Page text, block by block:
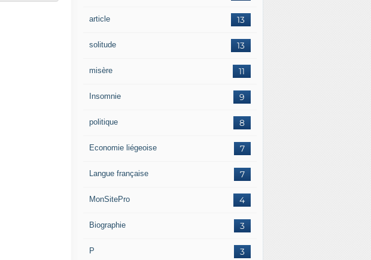
13
article
13
solitude
11
misère
9
Insomnie
8
politique
7
Economie liégeoise
7
Langue française
4
MonSitePro
3
Biographie
3
P